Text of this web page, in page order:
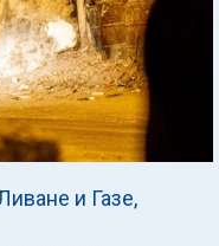
и Газе,